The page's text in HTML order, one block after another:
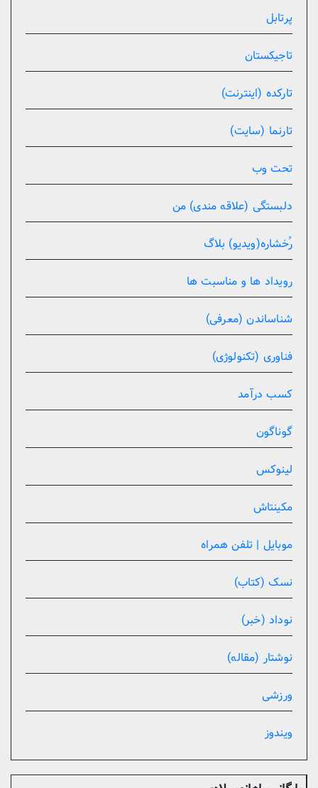
پرتابل
تاجیکستان
تارکده (اینترنت)
تارنما (سایت)
تحت وب
دلبستگی (علاقه مندی) من
رُخشاره(ویدیو) بلاگ
رویداد ها و مناسبت ها
شناساندن (معرفی)
فناوری (تکنولوژی)
کسب درآمد
گوناگون
لینوکس
مکینتاش
موبایل | تلفن همراه
نسک (کتاب)
نوداد (خبر)
نوشتار (مقاله)
ورزشی
ویندوز